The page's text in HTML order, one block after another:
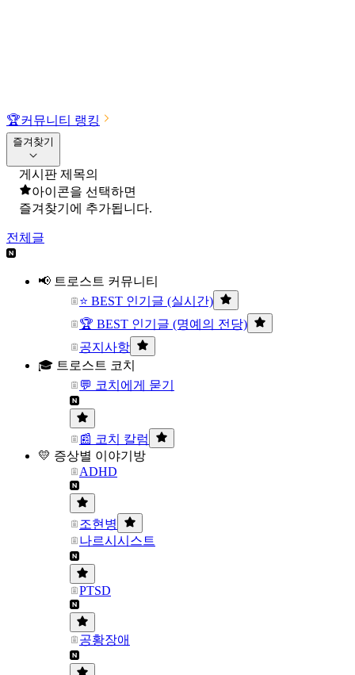
🏆커뮤니티 랭킹
즐겨찾기
게시판 제목의
아이콘을 선택하면
즐겨찾기에 추가됩니다.
전체글
📢 트로스트 커뮤니티
⭐ BEST 인기글 (실시간)
🏆 BEST 인기글 (명예의 전당)
공지사항
🎓 트로스트 코치
💬 코치에게 묻기
📰 코치 칼럼
💛 증상별 이야기방
ADHD
조현병
나르시시스트
PTSD
공황장애